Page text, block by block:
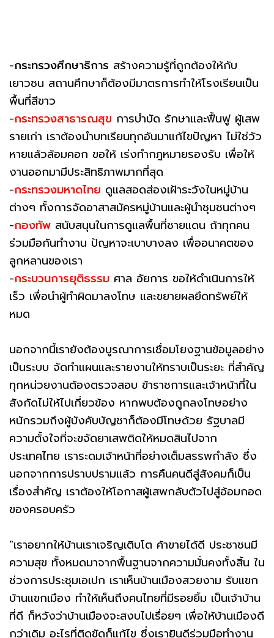
-กระทรวงศึกษาธิการ สร้างความรู้ที่ถูกต้องให้กับ
เยาวชน สถานศึกษาก็ต้องมีมาตรการทำให้โรงเรียนเป็น
พื้นที่สีขาว
-กระทรวงสาธารณสุข การบำบัด รักษาและฟื้นฟู ผู้เสพ
รายเก่า เราต้องนำบทเรียนทุกอันมาแก้ไขปัญหา ไม่ใช่วัว
หายแล้วล้อมคอก ขอให้ เร่งทำกฎหมายรองรับ เพื่อให้
งานออกมามีประสิทธิภาพมากที่สุด
-กระทรวงมหาดไทย ดูแลสอดส่องเฝ้าระวังในหมู่บ้าน
ต่างๆ ทั้งการจัดอาสาสมัครหมู่บ้านและผู้นำชุมชนต่างๆ
-กองทัพ สนับสนุนในการดูแลพื้นที่ชายแดน ถ้าทุกคน
ร่วมมือกันทำงาน ปัญหาจะเบาบางลง เพื่ออนาคตของ
ลูกหลานของเรา
-กระบวนการยุติธรรม ศาล อัยการ ขอให้ดำเนินการให้
เร็ว เพื่อนำผู้ทำผิดมาลงโทษ และขยายผลยึดทรัพย์ให้
หมด
นอกจากนี้เรายังต้องบูรณาการเชื่อมโยงฐานข้อมูลอย่าง
เป็นระบบ จัดทำแผนและรายงานให้ทราบเป็นระยะ ที่สำคัญ
ทุกหน่วยงานต้องตรวจสอบ ข้าราชการและเจ้าหน้าที่ใน
สังกัดไม่ให้ไปเกี่ยวข้อง หากพบต้องถูกลงโทษอย่าง
หนักรวมถึงผู้บังคับบัญชาก็ต้องมีโทษด้วย รัฐบาลมี
ความตั้งใจที่จะขจัดยาเสพติดให้หมดสินไปจาก
ประเทศไทย เราระดมเจ้าหน้าที่อย่างเต็มสรรพกำลัง ซึ่ง
นอกจากการปราบปรามแล้ว การคืนคนดีสู่สังคมก็เป็น
เรื่องสำคัญ เราต้องให้โอกาสผู้เสพกลับตัวไปสู่อ้อมกอด
ของครอบครัว
"เราอยากให้บ้านเราเจริญเติบโต ค้าขายได้ดี ประชาชนมี
ความสุข ทั้งหมดมาจากพื้นฐานจากความมั่นคงทั้งสิ้น ใน
ช่วงการประชุมเอเปก เราเห็นบ้านเมืองสวยงาม รับแขก
บ้านแขกเมือง ทำให้เห็นถึงคนไทยที่มีรอยยิ้ม เป็นเจ้าบ้าน
ที่ดี ก็หวังว่าบ้านเมืองจะสงบไปเรื่อยๆ เพื่อให้บ้านเมืองดี
กว่าเดิม อะไรที่ติดขัดก็แก้ไข ซึ่งเรายินดีร่วมมือทำงาน